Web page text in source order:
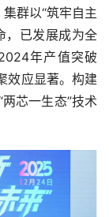
群以“筑牢自主
，已发展成为全
年产值突破
效应显著。构建
芯一生态”技术